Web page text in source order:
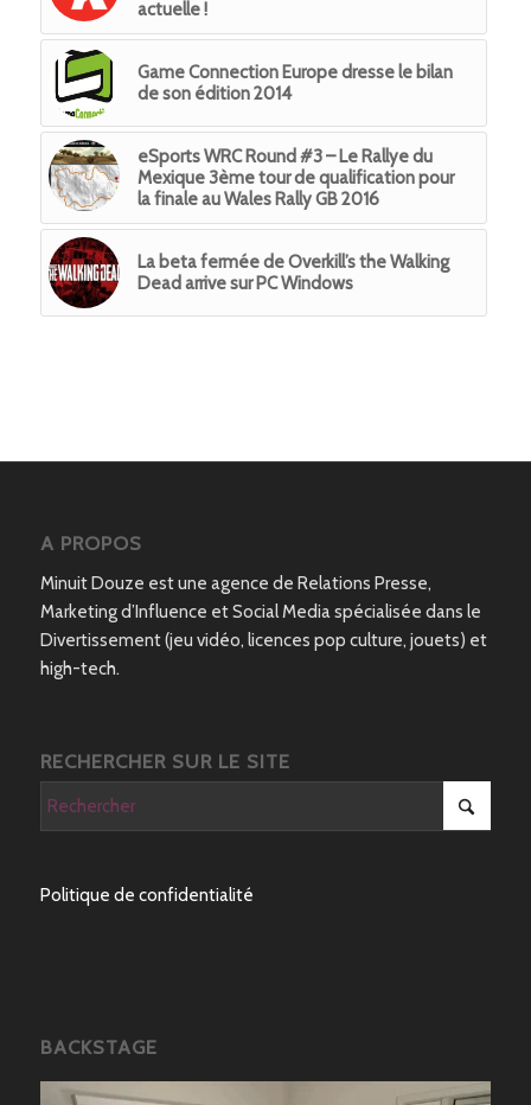
actuelle !
Game Connection Europe dresse le bilan
de son édition 2014
eSports WRC Round #3 – Le Rallye du
Mexique 3ème tour de qualification pour
la finale au Wales Rally GB 2016
La beta fermée de Overkill’s the Walking
Dead arrive sur PC Windows
A PROPOS
Minuit Douze est une agence de Relations Presse,
Marketing d’Influence et Social Media spécialisée dans le
Divertissement (jeu vidéo, licences pop culture, jouets) et
high-tech.
RECHERCHER SUR LE SITE
Politique de confidentialité
BACKSTAGE